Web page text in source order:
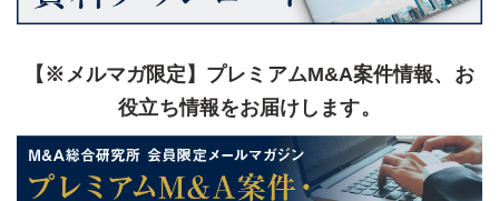
【※メルマガ限定】プレミアムM&A案件情報、お
役立ち情報をお届けします。